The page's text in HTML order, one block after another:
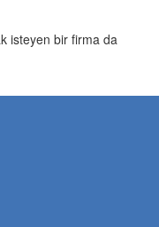
isteyen bir firma da